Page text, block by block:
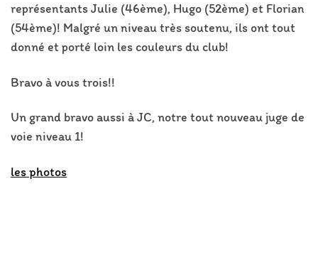
représentants Julie (46ème), Hugo (52ème) et Florian
(54ème)! Malgré un niveau très soutenu, ils ont tout
donné et porté loin les couleurs du club!
Bravo à vous trois!!
Un grand bravo aussi à JC, notre tout nouveau juge de
voie niveau 1!
les photos